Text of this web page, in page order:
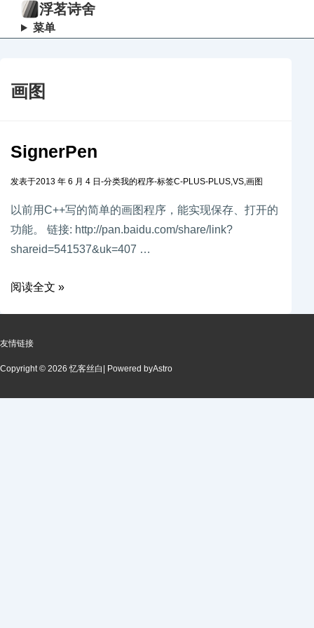
浮茗诗舍
菜单
画图
SignerPen
发表于2013 年 6 月 4 日 -分类我的程序-标签C-PLUS-PLUS,VS,画图
以前用C++写的简单的画图程序，能实现保存、打开的
功能。 链接: http://pan.baidu.com/share/link?
shareid=541537&uk=407 …
阅读全文 »
友情链接
Copyright © 2026 忆客丝白 | Powered byAstro